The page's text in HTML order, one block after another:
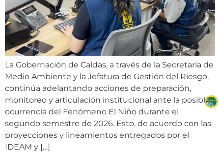
La Gobernación de Caldas, a través de la Secretaría de
Medio Ambiente y la Jefatura de Gestión del Riesgo,
continúa adelantando acciones de preparación,
monitoreo y articulación institucional ante la posible
ocurrencia del Fenómeno El Niño durante el
segundo semestre de 2026. Esto, de acuerdo con las
proyecciones y lineamientos entregados por el
IDEAM y […]